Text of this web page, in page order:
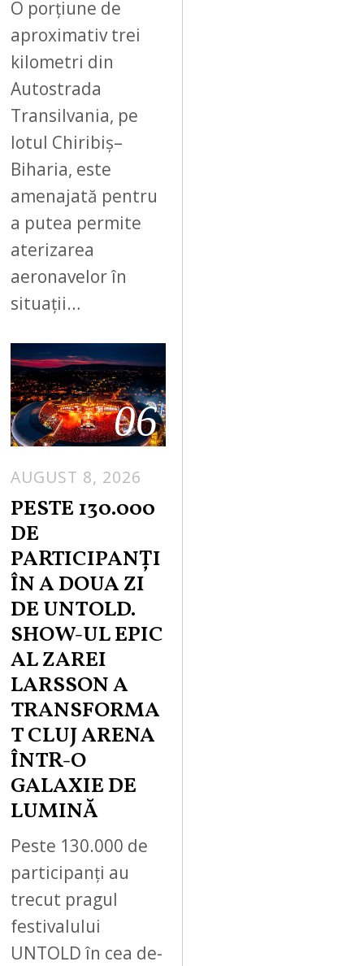
O porțiune de
aproximativ trei
kilometri din
Autostrada
Transilvania, pe
lotul Chiribiș–
Biharia, este
amenajată pentru
a putea permite
aterizarea
aeronavelor în
situații…
06
AUGUST 8, 2026
PESTE 130.000
DE
PARTICIPANȚI
ÎN A DOUA ZI
DE UNTOLD.
SHOW-UL EPIC
AL ZAREI
LARSSON A
TRANSFORMA
T CLUJ ARENA
ÎNTR-O
GALAXIE DE
LUMINĂ
Peste 130.000 de
participanți au
trecut pragul
festivalului
UNTOLD în cea de-